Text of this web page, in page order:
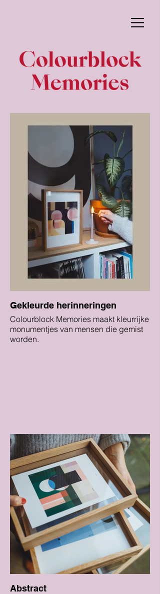
Gekleurde herinneringen
Colourblock Memories maakt kleurrijke
monumentjes van mensen die gemist
worden.
Abstract